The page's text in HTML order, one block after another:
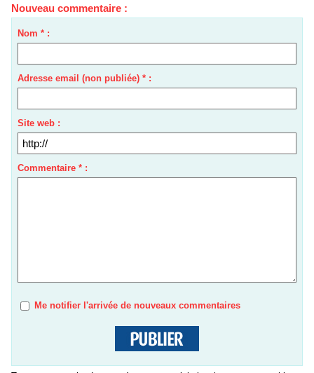
Nouveau commentaire :
Nom * :
Adresse email (non publiée) * :
Site web :
Commentaire * :
Me notifier l'arrivée de nouveaux commentaires